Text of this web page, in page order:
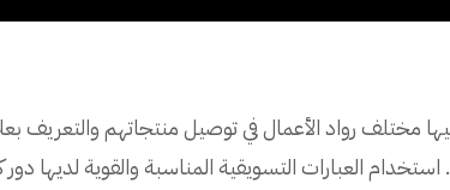
مختلف رواد الأعمال في توصيل منتجاتهم والتعريف
العبارات التسويقية المناسبة والقوية لديها